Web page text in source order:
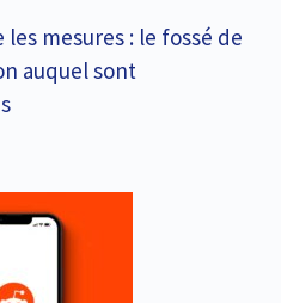
les mesures : le fossé de
auquel sont